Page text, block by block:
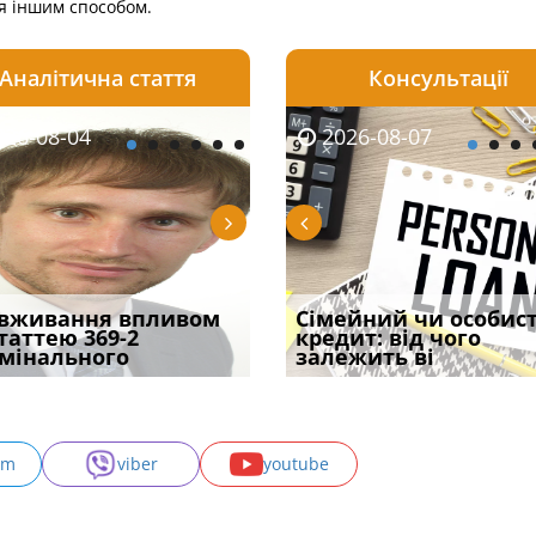
іншим способом.
06
встановив для
шкоди
2026-08-06
Документи, на яких не
проставляється
апостиль: пер
Аналітична стаття
08-04
впливом
369-2
2026-08-04
Переоформлення
відстрочки за іншою
підставою: нов
Консультації
2026-08-05
потрібна ФОП
у 2026 році:
засто
2026-08-07
Сімейний чи
кредит: від чого
залежить ві
2026-07-30
Восьмий ААС
підтвердив, що
може скас
viber youtube